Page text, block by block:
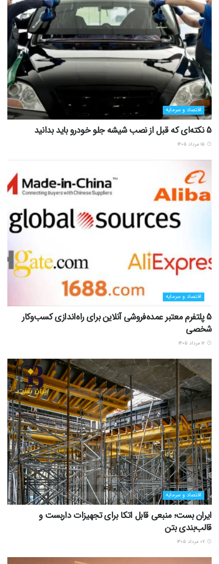
اقتصاد و سرمایه
5 نکته‌ای که قبل از نصب شیشه جلو خودرو باید بدانید
اقتصاد و سرمایه
5 پلتفرم معتبر عمده‌فروشی آنلاین برای راه‌اندازی کسب‌وکار
شخصی
اقتصاد و سرمایه
ایران بست؛ منبعی قابل اتکا برای تجهیزات داربست و
قالب‌بندی بتن